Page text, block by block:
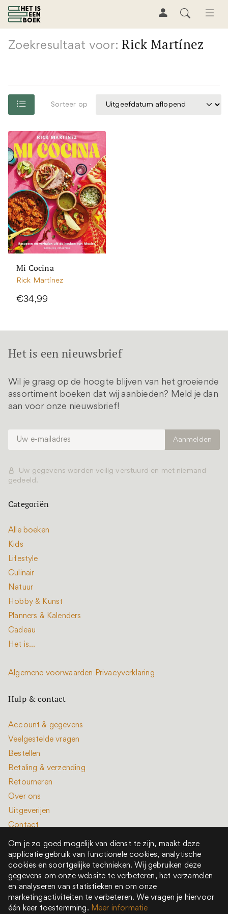
Zoekresultaat voor: Rick Martínez
Sorteer op
Mi Cocina
Rick Martínez
€34,99
Het is een nieuwsbrief
Wil je graag op de hoogte blijven van het groeiende
assortiment boeken dat wij aanbieden? Meld je dan
aan voor onze nieuwsbrief!
Uw gegevens worden veilig verstuurd en met niemand
gedeeld.
Categoriën
Alle boeken
Kids
Lifestyle
Culinair
Natuur
Hobby & Kunst
Planners & Kalenders
Cadeau
Het is...
Algemene voorwaarden Privacyverklaring
Hulp & contact
Account & gegevens
Veelgestelde vragen
Bestellen
Betaling & verzending
Retourneren
Over ons
Uitgeverijen
Contact
Alle rechten voorbehouden © 2022 - 2026
Het is een boek is onderdeel van New Book Collective
Om je zo goed mogelijk van dienst te zijn, maakt deze
applicatie gebruik van functionele cookies, analytische
cookies en soortgelijke technieken. Wij gebruiken deze
gegevens om onze website te verbeteren, het verzamelen
en analyseren van statistieken en om onze
marketingactiviteiten te verbeteren. We vragen je hiervoor
één keer toestemming. Meer informatie